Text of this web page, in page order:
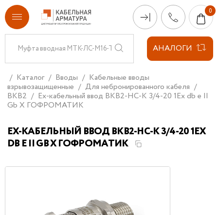
АНАЛОГИ
Каталог Вводы
Кабельные вводы
взрывозащищенные
Для небронированного кабеля
ВКВ2
Ех-кабельный ввод ВКВ2-НС-K 3/4-20 1Ex db e II
Gb X ГОФРОМАТИК
ЕХ-КАБЕЛЬНЫЙ ВВОД ВКВ2-НС-K 3/4-20 1EX
DB E II GB X ГОФРОМАТИК